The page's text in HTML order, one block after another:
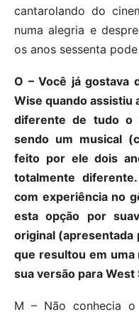
cantarolando do
numa alegria e
os anos sessenta
O – Você já gostava
Wise quando assistiu
diferente de tudo o
sendo um musical
feito por ele dois
totalmente
com experiência no
esta opção por
original (apresentada
que resultou em uma
sua versão para West
M – Não conhecia